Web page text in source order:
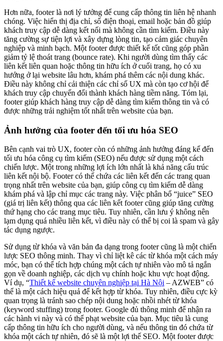
Hơn nữa, footer là nơi lý tưởng để cung cấp thông tin liên hệ nhanh
chóng. Việc hiển thị địa chỉ, số điện thoại, email hoặc bản đồ giúp
khách truy cập dễ dàng kết nối mà không cần tìm kiếm. Điều này
tăng cường sự tiện lợi và xây dựng lòng tin, tạo cảm giác chuyên
nghiệp và minh bạch. Một footer được thiết kế tốt cũng góp phần
giảm tỷ lệ thoát trang (bounce rate). Khi người dùng tìm thấy các
liên kết liên quan hoặc thông tin hữu ích ở cuối trang, họ có xu
hướng ở lại website lâu hơn, khám phá thêm các nội dung khác.
Điều này không chỉ cải thiện các chỉ số UX mà còn tạo cơ hội để
khách truy cập chuyển đổi thành khách hàng tiềm năng. Tóm lại,
footer giúp khách hàng truy cập dễ dàng tìm kiếm thông tin và có
được những trải nghiệm tốt nhất trên website của bạn.
Ảnh hưởng của footer đến tối ưu hóa SEO
Bên cạnh vai trò UX, footer còn có những ảnh hưởng đáng kể đến
tối ưu hóa công cụ tìm kiếm (SEO) nếu được sử dụng một cách
chiến lược. Một trong những lợi ích lớn nhất là khả năng cấu trúc
liên kết nội bộ. Footer có thể chứa các liên kết đến các trang quan
trọng nhất trên website của bạn, giúp công cụ tìm kiếm dễ dàng
khám phá và lập chỉ mục các trang này. Việc phân bổ “juice” SEO
(giá trị liên kết) thông qua các liên kết footer cũng giúp tăng cường
thứ hạng cho các trang mục tiêu. Tuy nhiên, cần lưu ý không nên
lạm dụng quá nhiều liên kết, vì điều này có thể bị coi là spam và gây
tác dụng ngược.
Sử dụng từ khóa và văn bản đa dạng trong footer cũng là một chiến
lược SEO thông minh. Thay vì chỉ liệt kê các từ khóa một cách máy
móc, bạn có thể tích hợp chúng một cách tự nhiên vào mô tả ngắn
gọn về doanh nghiệp, các dịch vụ chính hoặc khu vực hoạt động.
Ví dụ, “Thiết kế website chuyên nghiệp tại Hà Nội – AZWEB” có
thể là một cách hiệu quả để kết hợp từ khóa. Tuy nhiên, điều cực kỳ
quan trọng là tránh sao chép nội dung hoặc nhồi nhét từ khóa
(keyword stuffing) trong footer. Google đủ thông minh để nhận ra
các hành vi này và có thể phạt website của bạn. Mục tiêu là cung
cấp thông tin hữu ích cho người dùng, và nếu thông tin đó chứa từ
khóa một cách tự nhiên, đó sẽ là một lợi thế SEO. Một footer được